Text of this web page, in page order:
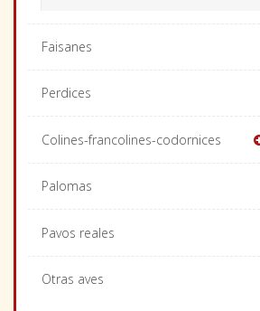
Faisanes
Perdices
Colines-francolines-codornices
Palomas
Pavos reales
Otras aves